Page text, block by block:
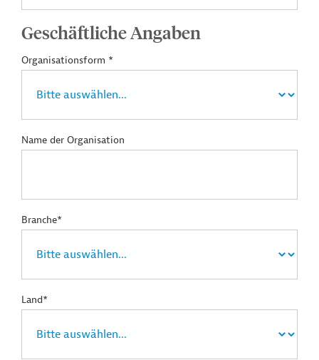
Geschäftliche Angaben
Organisationsform *
Name der Organisation
Branche*
Land*